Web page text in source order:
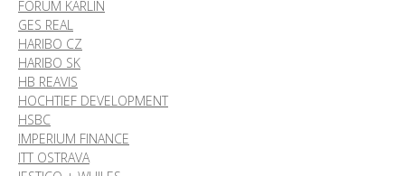
FORUM KARLIN
GES REAL
HARIBO CZ
HARIBO SK
HB REAVIS
HOCHTIEF DEVELOPMENT
HSBC
IMPERIUM FINANCE
ITT OSTRAVA